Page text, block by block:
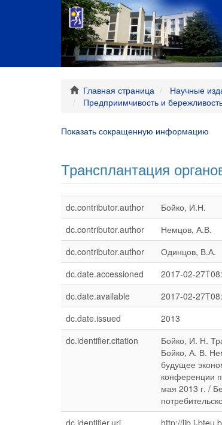
Главная страница Научные
Предприимчивость и
Показать сокращенную информацию
Трансплантация
dc.contributor.author
Бойко, И.Н.
dc.contributor.author
Немцов, А.В.
dc.contributor.author
Одинцов, В.А.
dc.date.accessioned
2017-02-
dc.date.available
2017-02-
dc.date.issued
2013
dc.identifier.citation
Бойко, И. Н.
Бойко, А. В.
будущее
конференции
мая 2013 г. /
dc.identifier.uri
http://lib.i-